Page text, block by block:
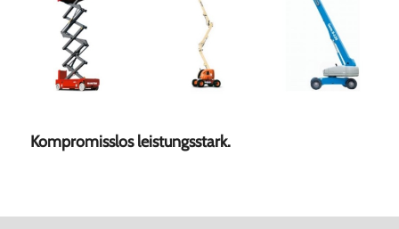
Kompromisslos leistungsstark.